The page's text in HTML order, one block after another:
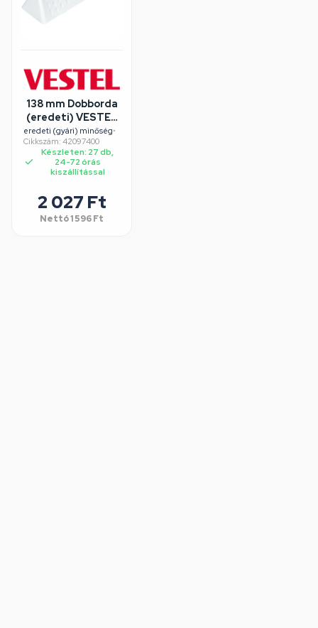
138 mm Dobborda
(eredeti) VESTEL
HANSEATIC
mosógép
eredeti (gyári) minőség•
Cikkszám: 42097400
Készleten: 27 db,
24-72 órás
kiszállítással
2 027 Ft
Nettó1 596 Ft